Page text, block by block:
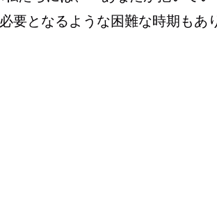
要となるような困難な時期もあ